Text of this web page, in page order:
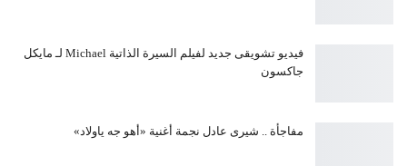
فيديو تشويقى جديد لفيلم السيرة الذاتية Michael لـ مايكل
جاكسون
مفاجأة .. شيرى عادل نجمة أغنية «أهو جه ياولاد»